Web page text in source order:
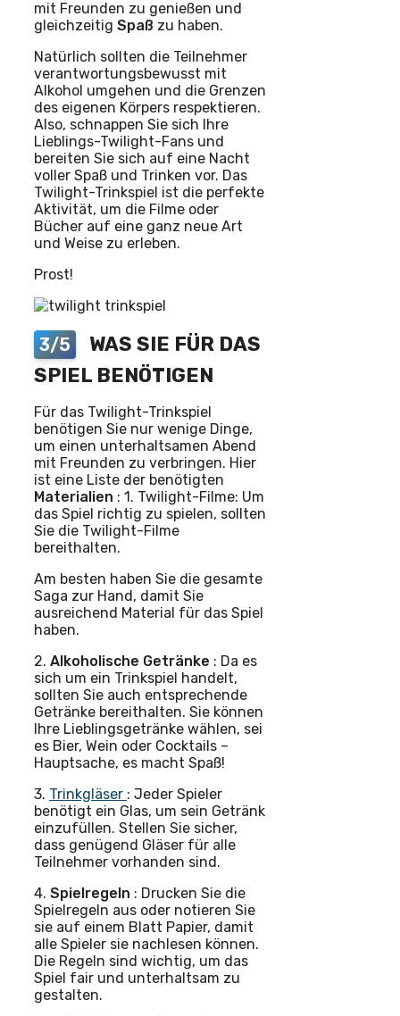
mit Freunden zu genießen und
gleichzeitig Spaß zu haben.
Natürlich sollten die Teilnehmer
verantwortungsbewusst mit
Alkohol umgehen und die Grenzen
des eigenen Körpers respektieren.
Also, schnappen Sie sich Ihre
Lieblings-Twilight-Fans und
bereiten Sie sich auf eine Nacht
voller Spaß und Trinken vor. Das
Twilight-Trinkspiel ist die perfekte
Aktivität, um die Filme oder
Bücher auf eine ganz neue Art
und Weise zu erleben.
Prost!
3/5
WAS SIE FÜR DAS
SPIEL BENÖTIGEN
Für das Twilight-Trinkspiel
benötigen Sie nur wenige Dinge,
um einen unterhaltsamen Abend
mit Freunden zu verbringen. Hier
ist eine Liste der benötigten
Materialien : 1. Twilight-Filme: Um
das Spiel richtig zu spielen, sollten
Sie die Twilight-Filme
bereithalten.
Am besten haben Sie die gesamte
Saga zur Hand, damit Sie
ausreichend Material für das Spiel
haben.
2. Alkoholische Getränke : Da es
sich um ein Trinkspiel handelt,
sollten Sie auch entsprechende
Getränke bereithalten. Sie können
Ihre Lieblingsgetränke wählen, sei
es Bier, Wein oder Cocktails –
Hauptsache, es macht Spaß!
3. Trinkgläser : Jeder Spieler
benötigt ein Glas, um sein Getränk
einzufüllen. Stellen Sie sicher,
dass genügend Gläser für alle
Teilnehmer vorhanden sind.
4. Spielregeln : Drucken Sie die
Spielregeln aus oder notieren Sie
sie auf einem Blatt Papier, damit
alle Spieler sie nachlesen können.
Die Regeln sind wichtig, um das
Spiel fair und unterhaltsam zu
gestalten.